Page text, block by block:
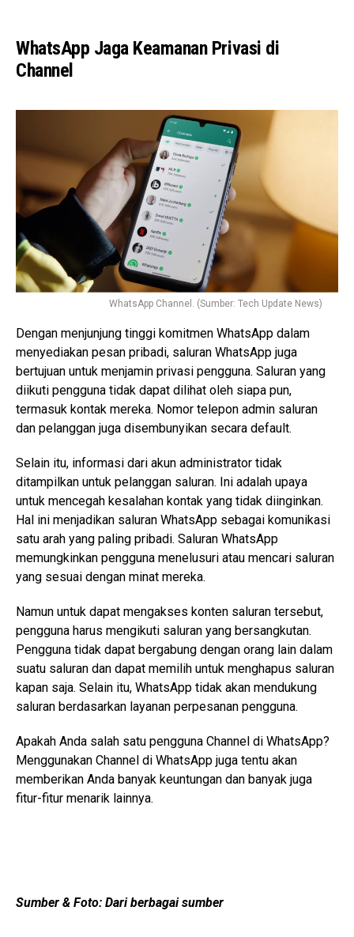
WhatsApp Jaga Keamanan Privasi di
Channel
WhatsApp Channel. (Sumber: Tech Update News)
Dengan menjunjung tinggi komitmen WhatsApp dalam
menyediakan pesan pribadi, saluran WhatsApp juga
bertujuan untuk menjamin privasi pengguna. Saluran yang
diikuti pengguna tidak dapat dilihat oleh siapa pun,
termasuk kontak mereka. Nomor telepon admin saluran
dan pelanggan juga disembunyikan secara default.
Selain itu, informasi dari akun administrator tidak
ditampilkan untuk pelanggan saluran. Ini adalah upaya
untuk mencegah kesalahan kontak yang tidak diinginkan.
Hal ini menjadikan saluran WhatsApp sebagai komunikasi
satu arah yang paling pribadi. Saluran WhatsApp
memungkinkan pengguna menelusuri atau mencari saluran
yang sesuai dengan minat mereka.
Namun untuk dapat mengakses konten saluran tersebut,
pengguna harus mengikuti saluran yang bersangkutan.
Pengguna tidak dapat bergabung dengan orang lain dalam
suatu saluran dan dapat memilih untuk menghapus saluran
kapan saja. Selain itu, WhatsApp tidak akan mendukung
saluran berdasarkan layanan perpesanan pengguna.
Apakah Anda salah satu pengguna Channel di WhatsApp?
Menggunakan Channel di WhatsApp juga tentu akan
memberikan Anda banyak keuntungan dan banyak juga
fitur-fitur menarik lainnya.
Sumber & Foto: Dari berbagai sumber